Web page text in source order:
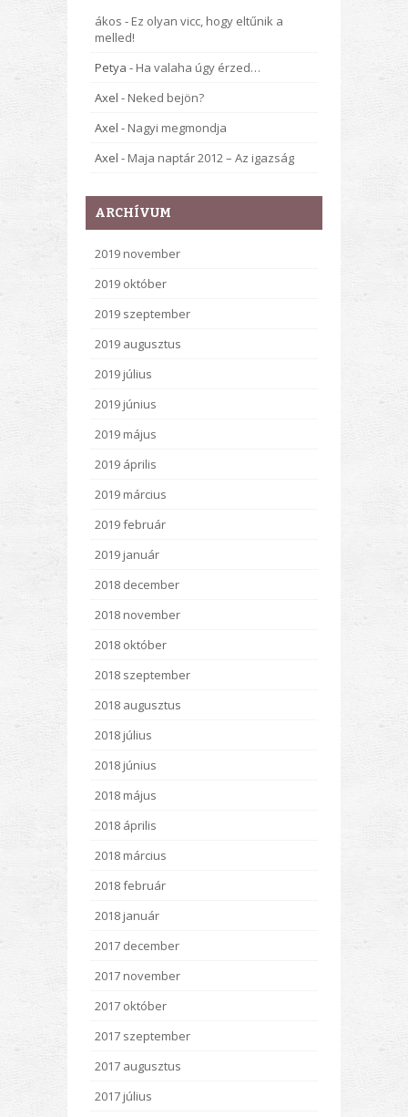
ákos - Ez olyan vicc, hogy eltűnik a
melled!
Petya - Ha valaha úgy érzed…
Axel - Neked bejön?
Axel - Nagyi megmondja
Axel - Maja naptár 2012 – Az igazság
ARCHÍVUM
2019 november
2019 október
2019 szeptember
2019 augusztus
2019 július
2019 június
2019 május
2019 április
2019 március
2019 február
2019 január
2018 december
2018 november
2018 október
2018 szeptember
2018 augusztus
2018 július
2018 június
2018 május
2018 április
2018 március
2018 február
2018 január
2017 december
2017 november
2017 október
2017 szeptember
2017 augusztus
2017 július